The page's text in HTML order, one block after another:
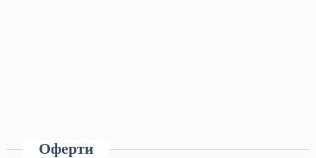
Оферти